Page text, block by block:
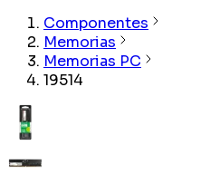
Componentes
Memorias
Memorias PC
19514